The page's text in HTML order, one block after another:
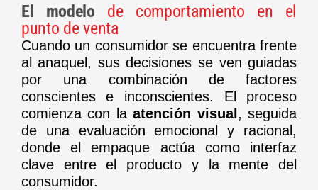
El modelo de comportamiento en el
punto de venta
Cuando un consumidor se encuentra frente
al anaquel, sus decisiones se ven guiadas
por una combinación de factores
conscientes e inconscientes. El proceso
comienza con laatención visual, seguida
de una evaluación emocional y racional,
donde el empaque actúa como interfaz
clave entre el producto y la mente del
consumidor.